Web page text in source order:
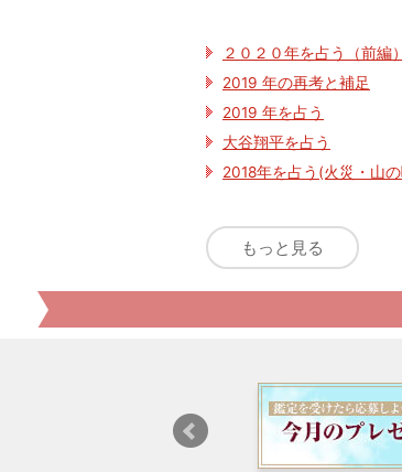
２０２０年を占う（前編）
2019 年の再考と補足
2019 年を占う
大谷翔平を占う
2018年を占う(火災・山
もっと見る